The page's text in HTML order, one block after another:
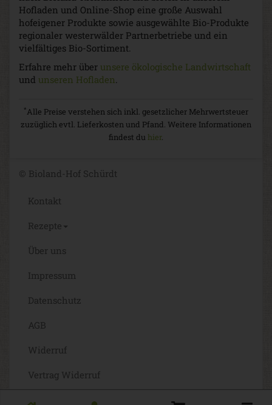
Hofladen und Online-Shop eine große Auswahl
hofeigener Produkte sowie ausgewählte Bio-Produkte
regionaler westerwälder Partnerbetriebe und ein
vielfältiges Bio-Sortiment.
Erfahre mehr über unsere ökologische Landwirtschaft
und unseren Hofladen.
*Alle Preise verstehen sich inkl. gesetzlicher Mehrwertsteuer
zuzüglich evtl. Lieferkosten und Pfand. Weitere Informationen
findest du hier.
© Bioland-Hof Schürdt
Kontakt
Rezepte
Über uns
Impressum
Datenschutz
AGB
Widerruf
Vertrag Widerruf
Barrierefreiheit